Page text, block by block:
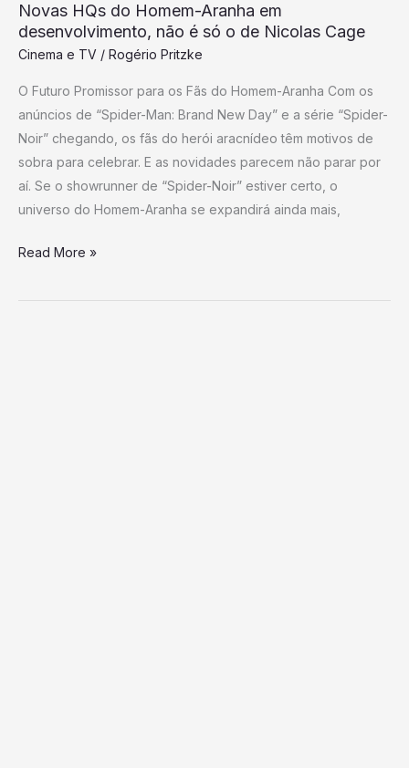
Novas HQs do Homem-Aranha em
desenvolvimento, não é só o de Nicolas Cage
Cinema e TV / Rogério Pritzke
O Futuro Promissor para os Fãs do Homem-Aranha Com os
anúncios de “Spider-Man: Brand New Day” e a série “Spider-
Noir” chegando, os fãs do herói aracnídeo têm motivos de
sobra para celebrar. E as novidades parecem não parar por
aí. Se o showrunner de “Spider-Noir” estiver certo, o
universo do Homem-Aranha se expandirá ainda mais,
o
Cage
Read More »